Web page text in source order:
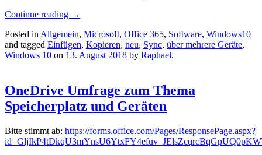
Continue reading →
Posted in Allgemein, Microsoft, Office 365, Software, Windows10
and tagged Einfügen, Kopieren, neu, Sync, über mehrere Geräte,
Windows 10 on 13. August 2018 by Raphael.
OneDrive Umfrage zum Thema
Speicherplatz und Geräten
Bitte stimmt ab: https://forms.office.com/Pages/ResponsePage.aspx?